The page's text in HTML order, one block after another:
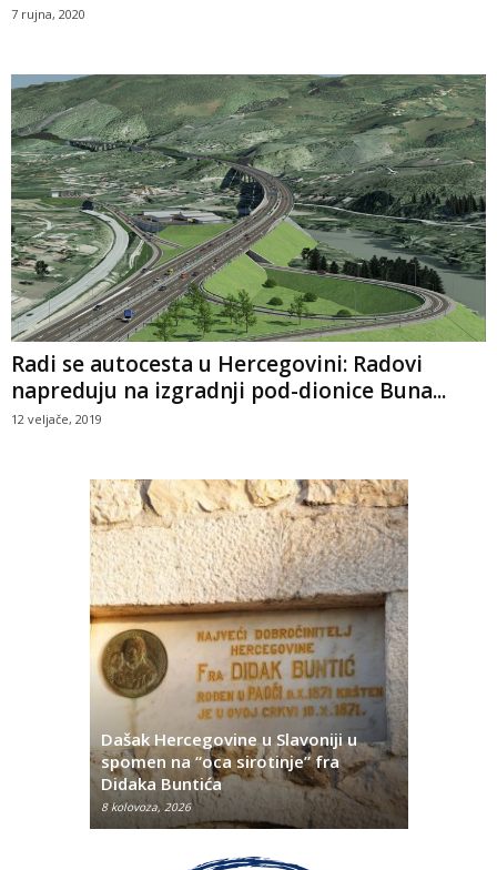
7 rujna, 2020
Radi se autocesta u Hercegovini: Radovi
napreduju na izgradnji pod-dionice Buna...
12 veljače, 2019
Dašak Hercegovine u Slavoniji u
spomen na “oca sirotinje” fra
Didaka Buntića
8 kolovoza, 2026